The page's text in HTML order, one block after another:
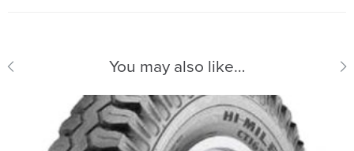
You may also like…